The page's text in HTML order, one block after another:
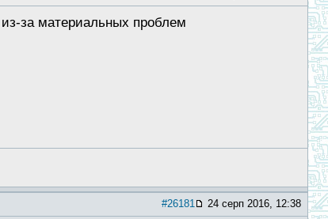
за материальных проблем
#26181 24 серп 2016, 12:38